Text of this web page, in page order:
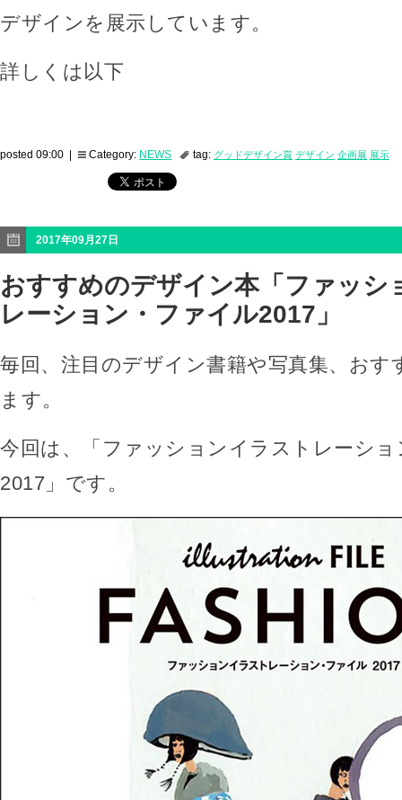
デザインを展示しています。
詳しくは以下
posted 09:00 | Category: NEWS tag: グッドデザイン賞 デザイン 企画展 展示
2017年09月27日
おすすめのデザイン本「ファッシ
レーション・ファイル2017」
毎回、注目のデザイン書籍や写真集、おす
ます。
今回は、「ファッションイラストレーシ
2017」です。